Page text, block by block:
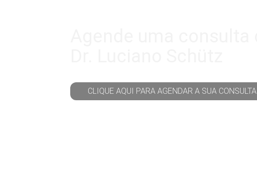
CLIQUE AQUI PARA AGENDAR A SUA CONSULTA